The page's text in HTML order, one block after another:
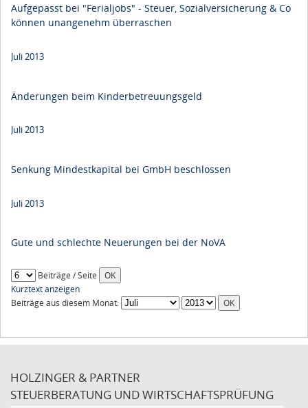
Aufgepasst bei "Ferialjobs" - Steuer, Sozialversicherung & Co
können unangenehm überraschen
Juli 2013
Änderungen beim Kinderbetreuungsgeld
Juli 2013
Senkung Mindestkapital bei GmbH beschlossen
Juli 2013
Gute und schlechte Neuerungen bei der NoVA
Beiträge / Seite
Kurztext anzeigen
Beiträge aus diesem Monat:
HOLZINGER & PARTNER
STEUERBERATUNG UND WIRTSCHAFTSPRÜFUNG